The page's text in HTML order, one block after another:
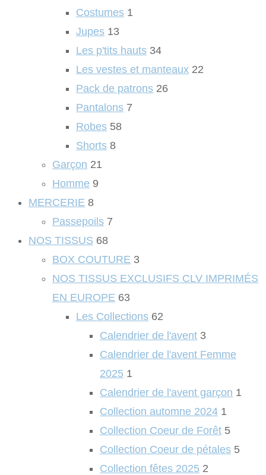
Costumes 1
Jupes 13
Les p'tits hauts 34
Les vestes et manteaux 22
Pack de patrons 26
Pantalons 7
Robes 58
Shorts 8
Garçon 21
Homme 9
MERCERIE 8
Passepoils 7
NOS TISSUS 68
BOX COUTURE 3
NOS TISSUS EXCLUSIFS CLV IMPRIMÉS
EN EUROPE 63
Les Collections 62
Calendrier de l'avent 3
Calendrier de l'avent Femme
2025 1
Calendrier de l'avent garçon 1
Collection automne 2024 1
Collection Coeur de Forêt 5
Collection Coeur de pétales 5
Collection fêtes 2025 2